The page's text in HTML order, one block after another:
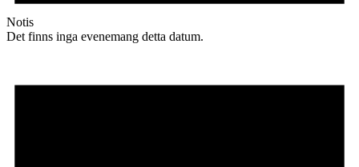
Notis
Det finns inga evenemang detta datum.